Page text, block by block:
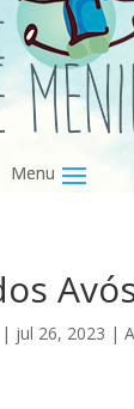
| jul 26, 2023 |